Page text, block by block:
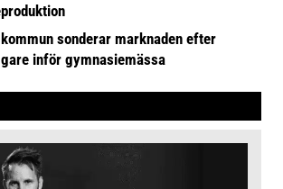
sonderar marknaden efter
inför gymnasiemässa